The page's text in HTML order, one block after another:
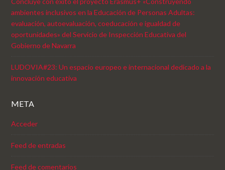
ambientes inclusivos en la Educación de Personas Adultas:
evaluación, autoevaluación, coeducación e igualdad de
oportunidades» del Servicio de Inspección Educativa del
Gobierno de Navarra
LUDOVIA#23: Un espacio europeo e internacional dedicado a la
innovación educativa
META
Acceder
Feed de entradas
Feed de comentarios